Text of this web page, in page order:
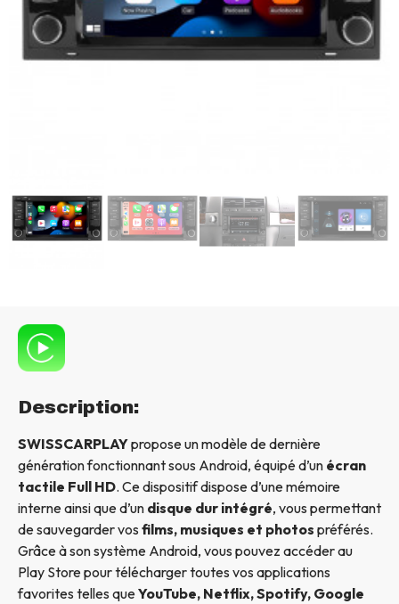
Description:
SWISSCARPLAYpropose un modèle de dernière
génération fonctionnant sous Android, équipé d’un écran
tactile Full HD. Ce dispositif dispose d’une mémoire
interne ainsi que d’un disque dur intégré, vous permettant
de sauvegarder vos films, musiques et photos préférés.
Grâce à son système Android, vous pouvez accéder au
Play Store pour télécharger toutes vos applications
favorites telles queYouTube, Netflix, Spotify, Google